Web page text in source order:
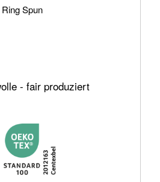
Spun
- fair produziert